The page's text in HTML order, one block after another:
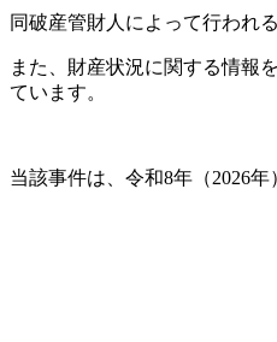
同破産管財人によって行われ
また、財産状況に関する情報
ています。
当該事件は、令和8年（2026